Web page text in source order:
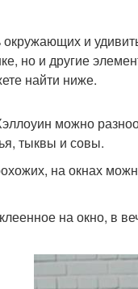
и
но и другие
найти ниже.
можно
тыквы и совы.
на окнах
на окно, в